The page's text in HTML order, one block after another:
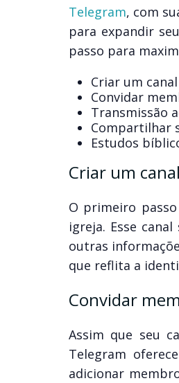
Telegram, com
para expandir
passo para
Criar um
Convidar
Transmissão
Compartilhar
Estudos
Criar um
O primeiro
igreja. Esse
outras
que reflita a
Convidar
Assim que seu
Telegram
adicionar